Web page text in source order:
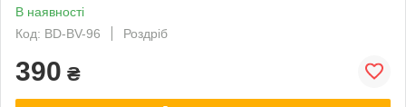
В наявності
Код: BD-BV-96
Роздріб
390 ₴